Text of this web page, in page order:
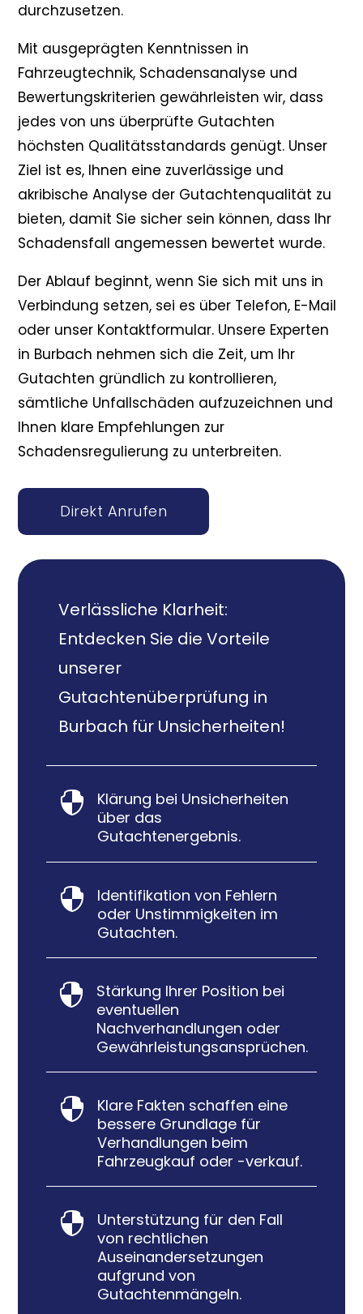
durchzusetzen.
Mit ausgeprägten Kenntnissen in
Fahrzeugtechnik, Schadensanalyse und
Bewertungskriterien gewährleisten wir, dass
jedes von uns überprüfte Gutachten
höchsten Qualitätsstandards genügt. Unser
Ziel ist es, Ihnen eine zuverlässige und
akribische Analyse der Gutachtenqualität zu
bieten, damit Sie sicher sein können, dass Ihr
Schadensfall angemessen bewertet wurde.
Der Ablauf beginnt, wenn Sie sich mit uns in
Verbindung setzen, sei es über Telefon, E-Mail
oder unser Kontaktformular. Unsere Experten
in Burbach nehmen sich die Zeit, um Ihr
Gutachten gründlich zu kontrollieren,
sämtliche Unfallschäden aufzuzeichnen und
Ihnen klare Empfehlungen zur
Schadensregulierung zu unterbreiten.
Direkt Anrufen
Verlässliche Klarheit:
Entdecken Sie die Vorteile
unserer
Gutachtenüberprüfung in
Burbach für Unsicherheiten!

Klärung bei Unsicherheiten
über das
Gutachtenergebnis.

Identifikation von Fehlern
oder Unstimmigkeiten im
Gutachten.

Stärkung Ihrer Position bei
eventuellen
Nachverhandlungen oder
Gewährleistungsansprüchen.

Klare Fakten schaffen eine
bessere Grundlage für
Verhandlungen beim
Fahrzeugkauf oder -verkauf.

Unterstützung für den Fall
von rechtlichen
Auseinandersetzungen
aufgrund von
Gutachtenmängeln.